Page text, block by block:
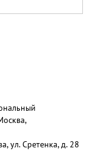
ул. Сретенка, д. 28